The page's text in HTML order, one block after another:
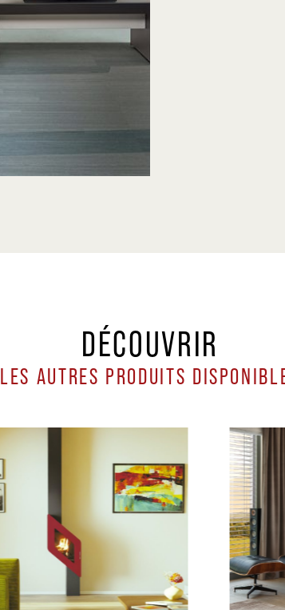
DÉCOUVRIR
LES AUTRES PRODUITS